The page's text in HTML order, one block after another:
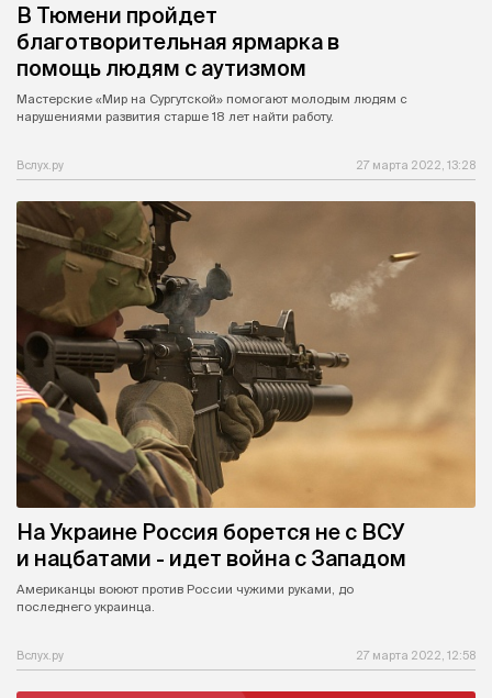
В Тюмени пройдет
благотворительная ярмарка в
помощь людям с аутизмом
Мастерские «Мир на Сургутской» помогают молодым людям с
нарушениями развития старше 18 лет найти работу.
Вслух.ру 27 марта 2022, 13:28
На Украине Россия борется не с ВСУ
и нацбатами - идет война с Западом
Американцы воюют против России чужими руками, до
последнего украинца.
Вслух.ру 27 марта 2022, 12:58